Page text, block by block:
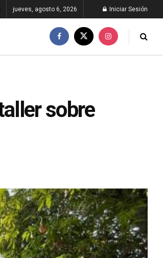
jueves, agosto 6, 2026 Iniciar Sesión
sobre